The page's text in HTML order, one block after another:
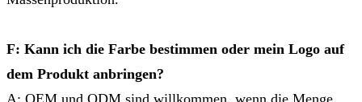
F: Kann ich die Farbe bestimmen oder mein Logo auf
dem Produkt anbringen?